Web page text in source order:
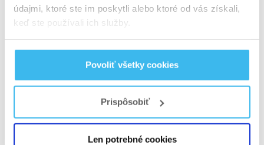
údajmi, ktoré ste im poskytli alebo ktoré od vás získali,
keď ste používali ich služby.
Povoliť všetky cookies
Prispôsobiť
Len potrebné cookies
hlavnou časťou tréningu. Ak core „spí“, telo si
stabilitu hľadá inde – a to často tam, kde ju
nechceme.
Zdvíhací opasok môže bracing podporiť, ale
nikdy ho nenahrádza. Opasok vytvára externú
oporu, proti ktorej vieme lepšie vytvoriť
vnútrobrušný tlak. Zmysel má až vtedy, keď
techniku bracingu ovládame. Preto ho vnímame